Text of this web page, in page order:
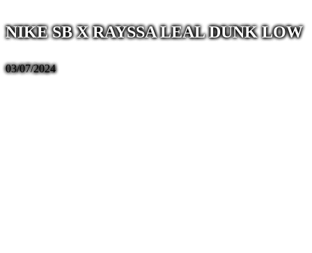
NIKE SB X RAYSSA LEAL DUNK LOW
03/07/2024